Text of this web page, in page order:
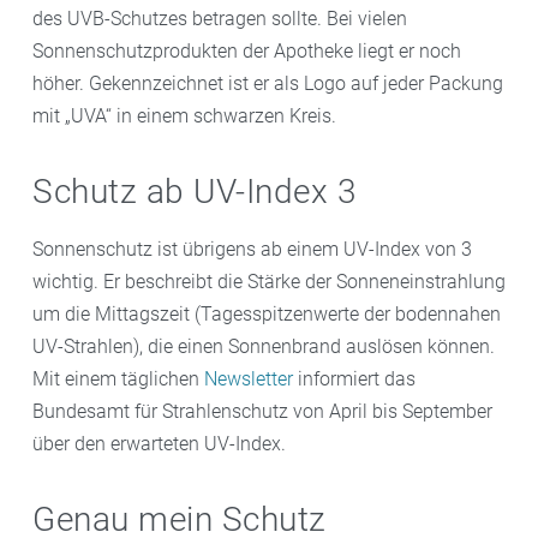
des UVB-Schutzes betragen sollte. Bei vielen
Sonnenschutzprodukten der Apotheke liegt er noch
höher. Gekennzeichnet ist er als Logo auf jeder Packung
mit „UVA“ in einem schwarzen Kreis.
Schutz ab UV-Index 3
Sonnenschutz ist übrigens ab einem UV-Index von 3
wichtig. Er beschreibt die Stärke der Sonneneinstrahlung
um die Mittagszeit (Tagesspitzenwerte der bodennahen
UV-Strahlen), die einen Sonnenbrand auslösen können.
Mit einem täglichen Newsletterinformiert das
Bundesamt für Strahlenschutz von April bis September
über den erwarteten UV-Index.
Genau mein Schutz